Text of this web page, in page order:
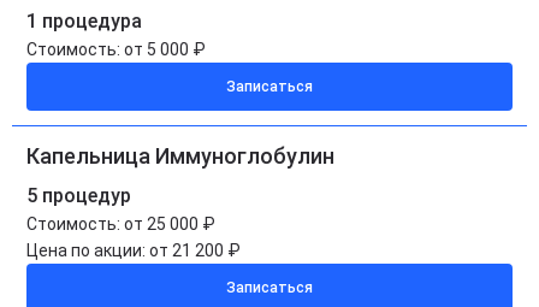
1 процедура
Стоимость: от 5 000 ₽
Записаться
Капельница Иммуноглобулин
5 процедур
Стоимость: от 25 000 ₽
Цена по акции: от 21 200 ₽
Записаться